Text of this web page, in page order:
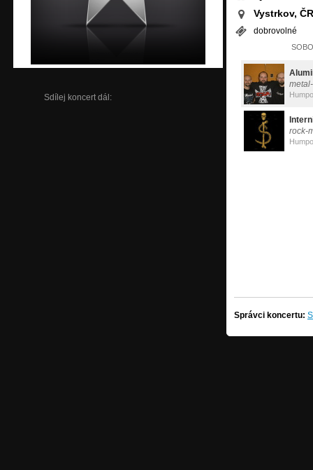
Sdílej koncert dál:
Vystrkov, ČR
dobrovolné
rock-
Správci koncertu: